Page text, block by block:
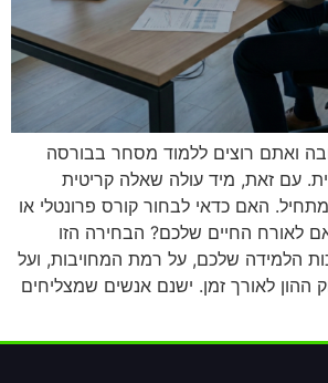
ואתם רוצים ללמוד מסחר בבורסה
עם זאת, מיד עולה שאלה קריטית
האם כדאי לבחור קורס פרונטלי או
לאורח החיים שלכם? הבחירה הזו
הלמידה שלכם, על רמת המחויבות, ועל
ההון לאורך זמן. ישנם אנשים שמצליחים